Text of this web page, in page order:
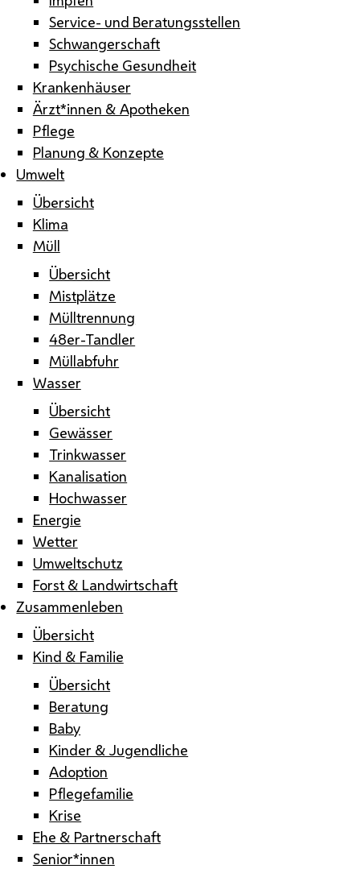
Service- und Beratungsstellen
Schwangerschaft
Psychische Gesundheit
Krankenhäuser
Ärzt*innen & Apotheken
Pflege
Planung & Konzepte
Umwelt
Übersicht
Klima
Müll
Übersicht
Mistplätze
Mülltrennung
48er-Tandler
Müllabfuhr
Wasser
Übersicht
Gewässer
Trinkwasser
Kanalisation
Hochwasser
Energie
Wetter
Umweltschutz
Forst & Landwirtschaft
Zusammenleben
Übersicht
Kind & Familie
Übersicht
Beratung
Baby
Kinder & Jugendliche
Adoption
Pflegefamilie
Krise
Ehe & Partnerschaft
Senior*innen